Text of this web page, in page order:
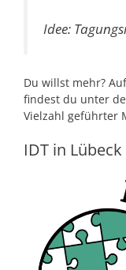
Idee:
Du willst mehr?
findest du unter
Vielzahl geführter
IDT in Lübeck